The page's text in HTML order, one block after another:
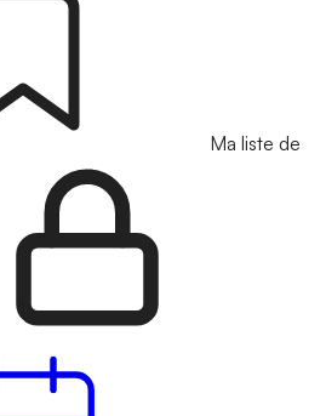
Ma liste de